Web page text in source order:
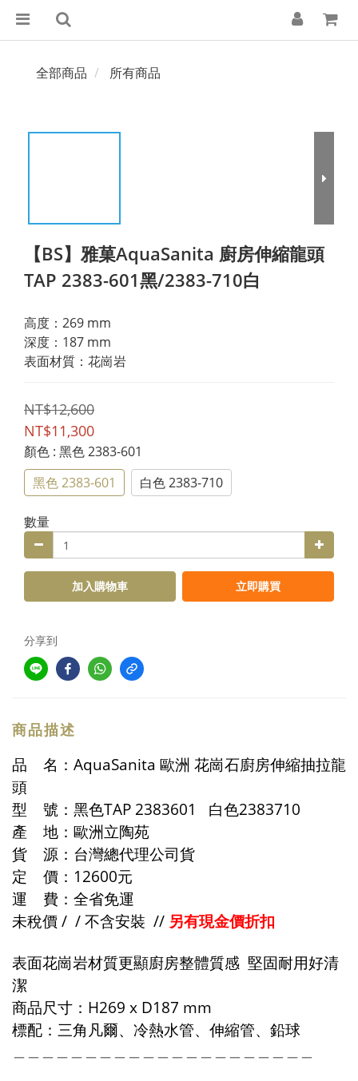
全部商品 所有商品
【BS】雅菓AquaSanita 廚房伸縮龍頭
TAP 2383-601黑/2383-710白
高度：269 mm
深度：187 mm
表面材質：花崗岩
NT$12,600
NT$11,300
顏色 : 黑色 2383-601
黑色 2383-601
白色 2383-710
數量
加入購物車 立即購買
分享到
商品描述
品 名：AquaSanita 歐洲 花崗石廚房伸縮抽拉龍
頭
型 號：黑色TAP 2383601 白色2383710
產 地：歐洲立陶苑
貨 源：台灣總代理公司貨
定 價：12600元
運 費：全省免運
未稅價 / / 不含安裝 // 另有現金價折扣
表面花崗岩材質更顯廚房整體質感 堅固耐用好清
潔
商品尺寸：H269 x D187 mm
標配：三角凡爾、冷熱水管、伸縮管、鉛球